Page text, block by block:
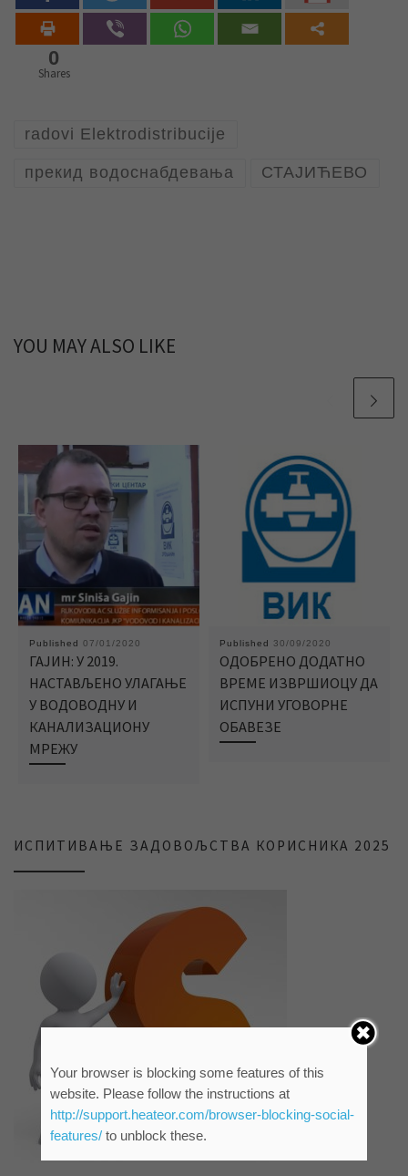
0
Shares
radovi Elektrodistribucije
прекид водоснабдевања СТАЈИЋЕВО
YOU MAY ALSO LIKE
Published 07/01/2020
ГАЈИН: У 2019.
НАСТАВЉЕНО УЛАГАЊЕ
У ВОДОВОДНУ И
КАНАЛИЗАЦИОНУ
МРЕЖУ
Published 30/09/2020
ОДОБРЕНО ДОДАТНО
ВРЕМЕ ИЗВРШИОЦУ ДА
ИСПУНИ УГОВОРНЕ
ОБАВЕЗЕ
ИСПИТИВАЊЕ ЗАДОВОЉСТВА КОРИСНИКА 2025
Your browser is blocking some features of this
website. Please follow the instructions at
http://support.heateor.com/browser-blocking-social-
features/to unblock these.